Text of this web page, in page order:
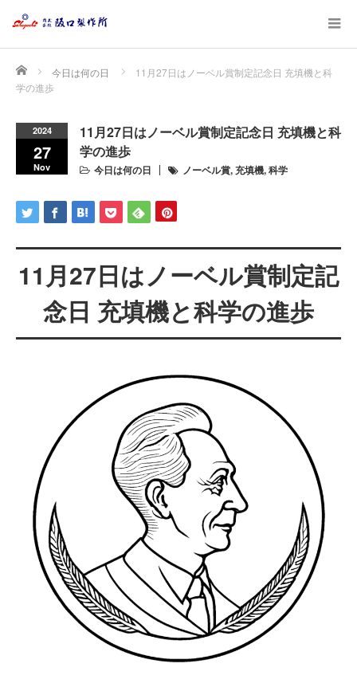
Home 今日は何の日
11月27日はノーベル賞制定記念日 充填機と科
学の進歩
2024
27
Nov
11月27日はノーベル賞制定記念日 充填機と科
学の進歩
今日は何の日 ノーベル賞,充填機,科学
11月27日はノーベル賞制定記
念日 充填機と科学の進歩